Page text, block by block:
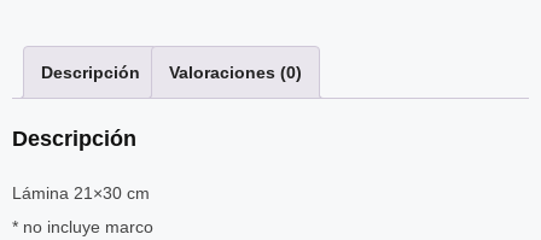
Descripción Valoraciones (0)
Descripción
Lámina 21×30 cm
* no incluye marco